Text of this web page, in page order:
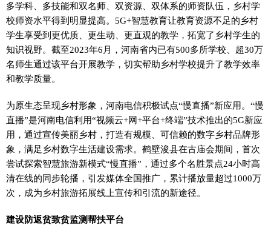
多学科、多技能和双名师、双资源、双体系的师资队伍，乡村学
校师资水平得到明显提高。5G+智慧教育让教育资源不足的乡村
学生享受到更优质、更生动、更直观的教学，拓宽了乡村学生的
知识视野。截至2023年6月，河南省内已有500多所学校、超30万
名师生通过该平台开展教学，切实帮助乡村学校提升了教学效率
和教学质量。
为原生态呈现乡村形象，河南电信积极试点“慢直播”新应用。“慢
直播”是河南电信利用“视频云+网+平台+终端”技术推出的5G新应
用，通过宣传美丽乡村，打造有规模、可信赖的数字乡村品牌形
象，满足乡村数字生活建设需求。鹤壁浚县在古庙会期间，首次
尝试探索智慧旅游新模式“慢直播”，通过多个名胜景点24小时高
清在线的同步轮播，引发媒体全国推广，累计播放量超过1000万
次，成为乡村旅游拓展线上宣传和引流的新途径。
建设防返贫致贫监测帮扶平台